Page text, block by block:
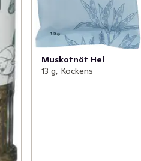
Muskotnöt Hel
13 g, Kockens